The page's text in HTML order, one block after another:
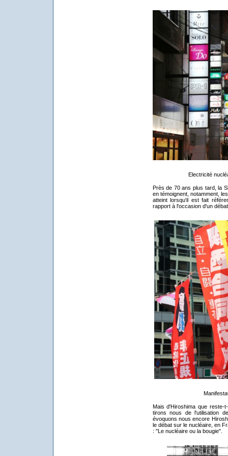
Electricité
Près de 70 ans plus tard, la
en témoignent, notamment,
atteint lorsqu'il est fait
rapport à l'occasion d'un
Mais d'Hiroshima que reste-
tirons nous de l'utilisation
évoquons nous encore
le débat sur le nucléaire, en
: "Le nucléaire ou la bougie".